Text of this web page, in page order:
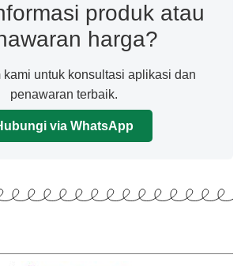
produk atau
harga?
kami untuk konsultasi aplikasi dan
penawaran terbaik.
via WhatsApp